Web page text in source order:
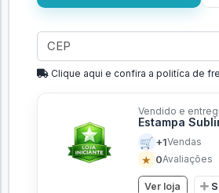
Clique aqui e confira a politíca de
Vendido e
Estampa
🛒 +1Vendas
★ 0Avaliações
Ver loja